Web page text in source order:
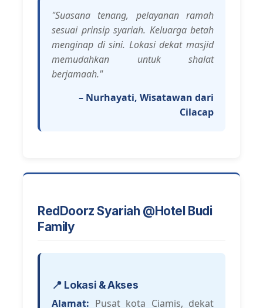
"Suasana tenang, pelayanan ramah
sesuai prinsip syariah. Keluarga betah
menginap di sini. Lokasi dekat masjid
memudahkan untuk shalat
berjamaah."
– Nurhayati, Wisatawan dari
Cilacap
RedDoorz Syariah @Hotel Budi
Family
📍 Lokasi & Akses
Alamat: Pusat kota Ciamis, dekat